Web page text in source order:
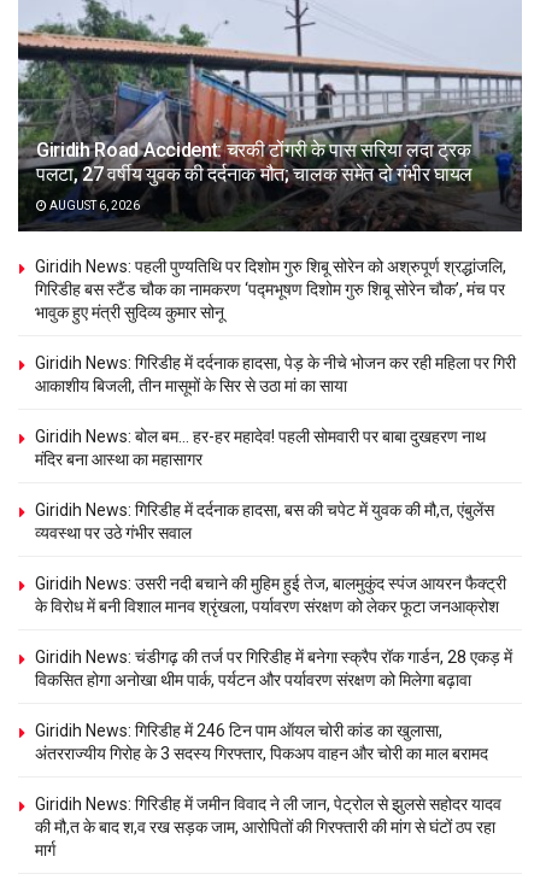
Giridih Road Accident: चरकी टोंगरी के पास सरिया लदा ट्रक
पलटा, 27 वर्षीय युवक की दर्दनाक मौत; चालक समेत दो गंभीर घायल
AUGUST 6, 2026
Giridih News: पहली पुण्यतिथि पर दिशोम गुरु शिबू सोरेन को अश्रुपूर्ण श्रद्धांजलि,
गिरिडीह बस स्टैंड चौक का नामकरण ‘पद्मभूषण दिशोम गुरु शिबू सोरेन चौक’, मंच पर
भावुक हुए मंत्री सुदिव्य कुमार सोनू
Giridih News: गिरिडीह में दर्दनाक हादसा, पेड़ के नीचे भोजन कर रही महिला पर गिरी
आकाशीय बिजली, तीन मासूमों के सिर से उठा मां का साया
Giridih News: बोल बम… हर-हर महादेव! पहली सोमवारी पर बाबा दुखहरण नाथ
मंदिर बना आस्था का महासागर
Giridih News: गिरिडीह में दर्दनाक हादसा, बस की चपेट में युवक की मौ,त, एंबुलेंस
व्यवस्था पर उठे गंभीर सवाल
Giridih News: उसरी नदी बचाने की मुहिम हुई तेज, बालमुकुंद स्पंज आयरन फैक्ट्री
के विरोध में बनी विशाल मानव श्रृंखला, पर्यावरण संरक्षण को लेकर फूटा जनआक्रोश
Giridih News: चंडीगढ़ की तर्ज पर गिरिडीह में बनेगा स्क्रैप रॉक गार्डन, 28 एकड़ में
विकसित होगा अनोखा थीम पार्क, पर्यटन और पर्यावरण संरक्षण को मिलेगा बढ़ावा
Giridih News: गिरिडीह में 246 टिन पाम ऑयल चोरी कांड का खुलासा,
अंतरराज्यीय गिरोह के 3 सदस्य गिरफ्तार, पिकअप वाहन और चोरी का माल बरामद
Giridih News: गिरिडीह में जमीन विवाद ने ली जान, पेट्रोल से झुलसे सहोदर यादव
की मौ,त के बाद श,व रख सड़क जाम, आरोपितों की गिरफ्तारी की मांग से घंटों ठप रहा
मार्ग